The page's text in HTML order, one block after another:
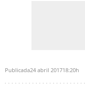
Publicada24 abril 201718:20h